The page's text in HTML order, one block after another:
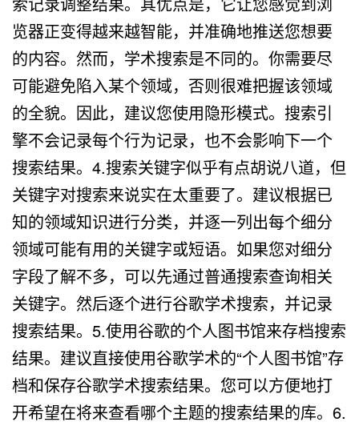
览器正变得越来越智能，并准确地推送您想要
的内容。然而，学术搜索是不同的。你需要尽
可能避免陷入某个领域，否则很难把握该领域
的全貌。因此，建议您使用隐形模式。搜索引
擎不会记录每个行为记录，也不会影响下一个
搜索结果。4.搜索关键字似乎有点胡说八道，但
关键字对搜索来说实在太重要了。建议根据已
知的领域知识进行分类，并逐一列出每个细分
领域可能有用的关键字或短语。如果您对细分
字段了解不多，可以先通过普通搜索查询相关
关键字。然后逐个进行谷歌学术搜索，并记录
搜索结果。5.使用谷歌的个人图书馆来存档搜索
结果。建议直接使用谷歌学术的“个人图书馆”存
档和保存谷歌学术搜索结果。您可以方便地打
开希望在将来查看哪个主题的搜索结果的库。6.